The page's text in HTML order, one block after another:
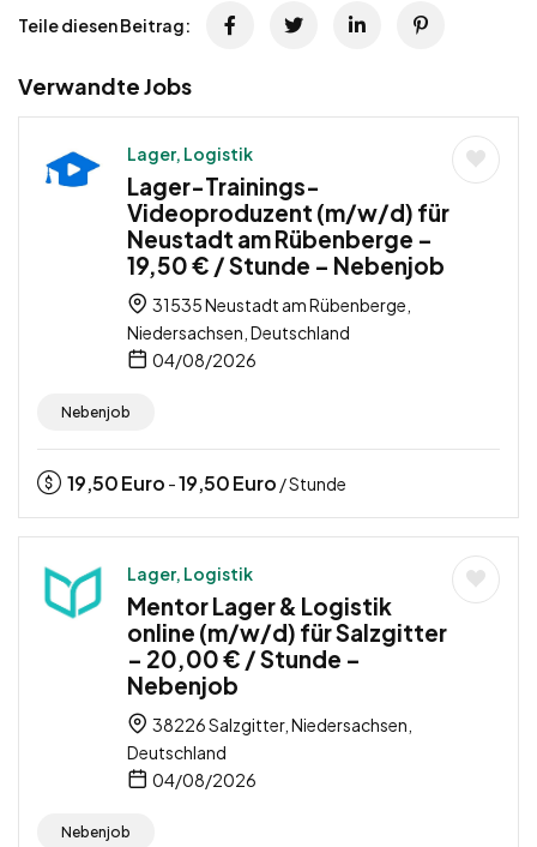
Teile diesen Beitrag:
Verwandte Jobs
Lager, Logistik
Lager-Trainings-
Videoproduzent (m/w/d) für
Neustadt am Rübenberge –
19,50 € / Stunde – Nebenjob
31535 Neustadt am Rübenberge,
Niedersachsen, Deutschland
04/08/2026
Nebenjob
19,50Euro -19,50Euro / Stunde
Lager, Logistik
Mentor Lager & Logistik
online (m/w/d) für Salzgitter
– 20,00 € / Stunde –
Nebenjob
38226 Salzgitter, Niedersachsen,
Deutschland
04/08/2026
Nebenjob